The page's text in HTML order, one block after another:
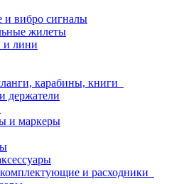
и вибро сигналы
жилеты
и лини
карабины, книги
держатели
и маркеры
и расходники